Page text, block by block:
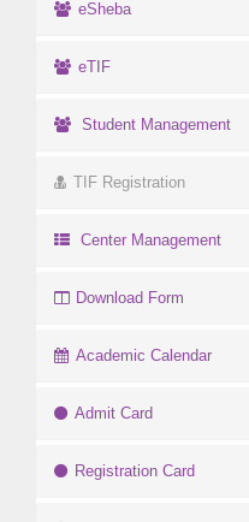
eSheba
eTIF
Student Management
TIF Registration
Center Management
Download Form
Academic Calendar
Admit Card
Registration Card